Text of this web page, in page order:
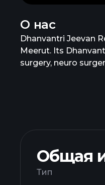
О нас
Dhanvantri Jeevan
Meerut. Its
surgery, neuro
Общая
Тип